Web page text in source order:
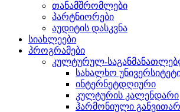
თანამშრომლები
პარტნიორები
აუდიტის დასკვნა
სიახლეები
პროგრამები
კულტურულ-
სახალხო
ინტერნეტდღიური
კულტურის კალენდარი
ჰარმონიული